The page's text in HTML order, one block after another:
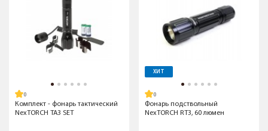
Комплект - фонарь тактический
NexTORCH TA3 SET
ХИТ
Фонарь подствольный
NexTORCH RT3, 60 люмен